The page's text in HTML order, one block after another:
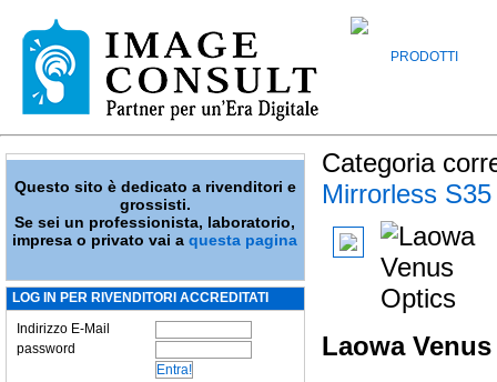
PRODOTTI
Questo sito è dedicato a rivenditori e
grossisti.
Se sei un professionista, laboratorio,
impresa o privato vai aquesta pagina
LOG IN PER RIVENDITORI ACCREDITATI
Indirizzo E-Mail
password
Categoria
Mirrorless S35
Laowa